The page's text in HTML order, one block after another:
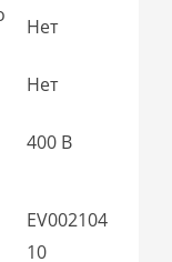
Нет
Нет
400 В
EV002104
10